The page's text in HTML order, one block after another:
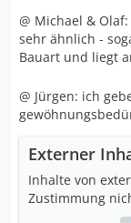
@ Michael &
sehr ähnlich -
Bauart und liegt
@ Jürgen: ich
Externer
Inhalte von
Zustimmung